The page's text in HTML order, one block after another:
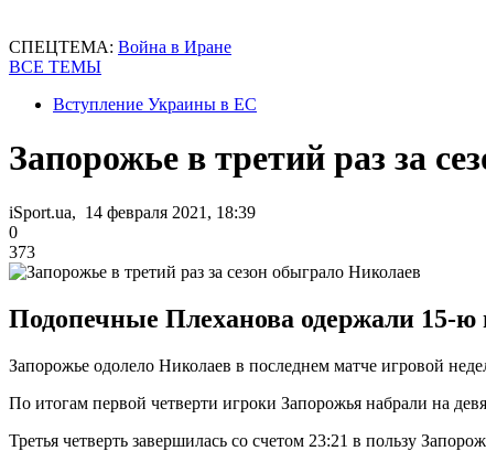
СПЕЦТЕМА: Война в Иране
ВСЕ ТЕМЫ
Вступление Украины в ЕС
Запорожье в третий раз за
iSport.ua, 14 февраля 2021, 18:39
0
373
Подопечные Плеханова одержали 15-
Запорожье одолело Николаев в последнем матче игровой
По итогам первой четверти игроки Запорожья набрали на
Третья четверть завершилась со счетом 23:21 в пользу